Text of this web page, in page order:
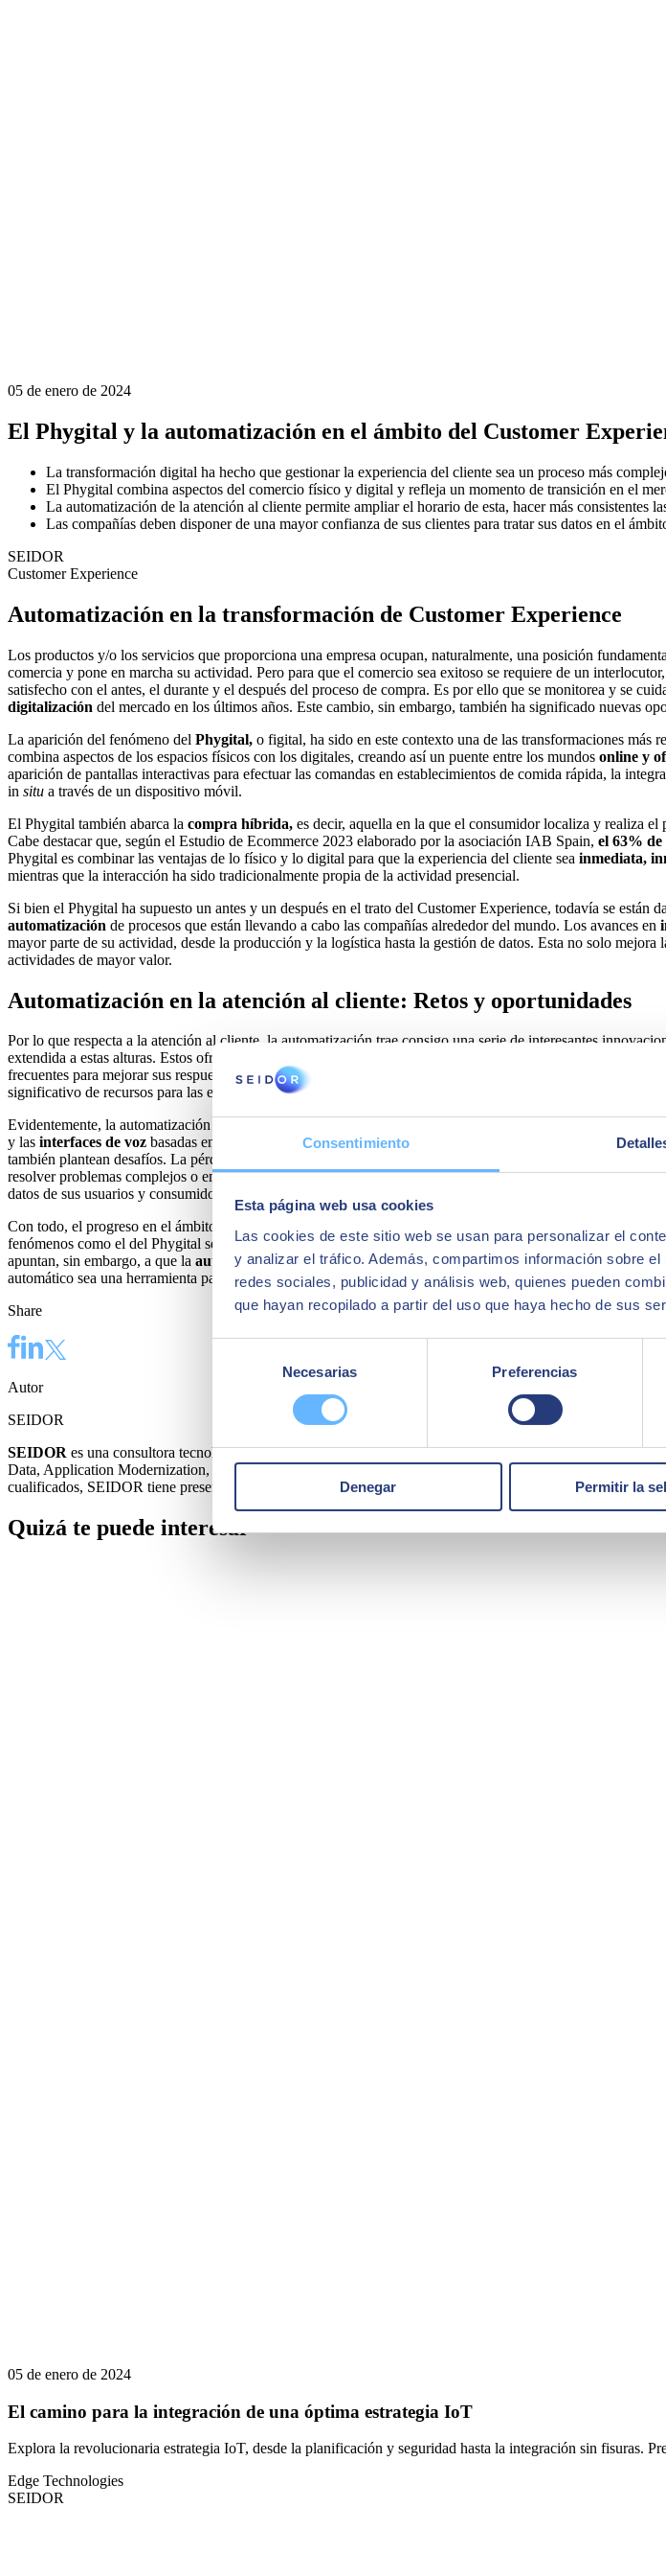
Consentimiento
Esta página web usa cookies
Las cookies de este sitio web se usan para personalizar el
y analizar el tráfico. Además, compartimos información sobre
redes sociales, publicidad y análisis web, quienes pueden
que hayan recopilado a partir del uso que haya hecho de sus
consentimiento
Necesarias Preferencias
Denegar Permitir la
05 de enero de 2024
El Phygital y la automatización en el ámbito del Customer
La transformación digital ha hecho que gestionar la experiencia del cliente sea un proceso más
El Phygital combina aspectos del comercio físico y digital y refleja un momento de transición en el
La automatización de la atención al cliente permite ampliar el horario de esta, hacer más consistentes
Las compañías deben disponer de una mayor confianza de sus clientes para tratar sus datos en el
SEIDOR
Customer Experience
Automatización en la transformación de Customer Experience
Los productos y/o los servicios que proporciona una empresa ocupan, naturalmente, una posición
comercia y pone en marcha su actividad. Pero para que el comercio sea exitoso se requiere de un
satisfecho con el antes, el durante y el después del proceso de compra. Es por ello que se monitorea y se
digitalización del mercado en los últimos años. Este cambio, sin embargo, también ha significado nuevas
La aparición del fenómeno del Phygital, o figital, ha sido en este contexto una de las transformaciones más
combina aspectos de los espacios físicos con los digitales, creando así un puente entre los mundos online y
aparición de pantallas interactivas para efectuar las comandas en establecimientos de comida rápida, la
in situ a través de un dispositivo móvil.
El Phygital también abarca la compra híbrida, es decir, aquella en la que el consumidor localiza y realiza
Cabe destacar que, según el Estudio de Ecommerce 2023 elaborado por la asociación IAB Spain, el 63% de
Phygital es combinar las ventajas de lo físico y lo digital para que la experiencia del cliente sea inmediata,
mientras que la interacción ha sido tradicionalmente propia de la actividad presencial.
Si bien el Phygital ha supuesto un antes y un después en el trato del Customer Experience, todavía se están
automatización de procesos que están llevando a cabo las compañías alrededor del mundo. Los avances en
mayor parte de su actividad, desde la producción y la logística hasta la gestión de datos. Esta no solo
actividades de mayor valor.
Automatización en la atención al cliente: Retos y oportunidades
Por lo que respecta a la atención al cliente, la automatización trae consigo una serie de interesantes
extendida a estas alturas. Estos ofrecen, salvo incidencia, una disponibilidad ininterrumpida de 24 horas
frecuentes para mejorar sus respuestas, haciéndolas más consistentes y capaces de solucionar con
significativo de recursos para las empresas, pues ya no necesitan disponer de un gran equipo de agentes para
Evidentemente, la automatización de los servicios de atención al cliente va más allá de los chatbots. Los
y las interfaces de voz basadas en inteligencia artificial otras opciones que ya son una realidad cotidiana en
también plantean desafíos. La pérdida de la conexión humana es una preocupación común, pues algunos
resolver problemas complejos o emocionales con sistemas automatizados. Por otro lado, laprivacidady la
datos de sus usuarios y consumidores se manejen de manera segura y ética, cumpliendo con las regulaciones
Con todo, el progreso en el ámbito de la Customer Experience está estrechamente vinculado a la
fenómenos como el del Phygital sean tan relevantes en la actualidad, pues en cierto modo representan bien
apuntan, sin embargo, a que la automatización completa de la atención al clientepuede ser una realidad
automático sea una herramienta para hacer más fácil la vida de empleados y consumidores.
Share
Autor
SEIDOR
SEIDOR es una consultora tecnológica que ofrece un portafolio integral de soluciones y servicios que
Data, Application Modernization, Cloud, Conectividad y Ciberseguridad. Con una facturación de 894
cualificados, SEIDOR tiene presencia directa en 45 países de Europa, América Latina, Estados Unidos,
Quizá te puede interesar
05 de enero de 2024
El camino para la integración de una óptima estrategia IoT
Explora la revolucionaria estrategia IoT, desde la planificación y seguridad hasta la integración sin fisuras.
Edge Technologies
SEIDOR